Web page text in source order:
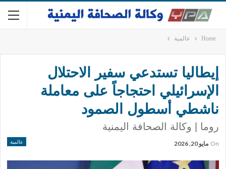
Home عالمية
إيطاليا تستدعي سفير الاحتلال
الإسرائيلي احتجاجاً على معاملة
ناشطي أسطول الصمود
روما | وكالة الصحافة اليمنية
عالمية On مايو 20, 2026